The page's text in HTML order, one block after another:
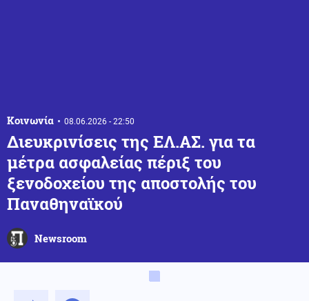
Κοινωνία 08.06.2026 - 22:50
Διευκρινίσεις της ΕΛ.ΑΣ. για τα
μέτρα ασφαλείας πέριξ του
ξενοδοχείου της αποστολής του
Παναθηναϊκού
Newsroom